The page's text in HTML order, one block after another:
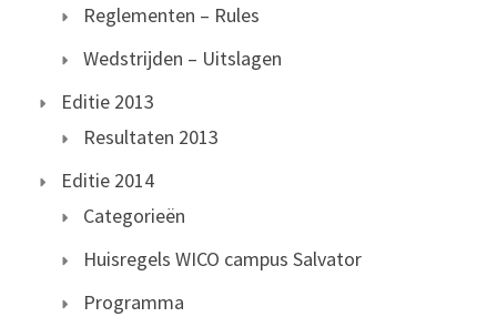
Reglementen – Rules
Wedstrijden – Uitslagen
Editie 2013
Resultaten 2013
Editie 2014
Categorieën
Huisregels WICO campus Salvator
Programma